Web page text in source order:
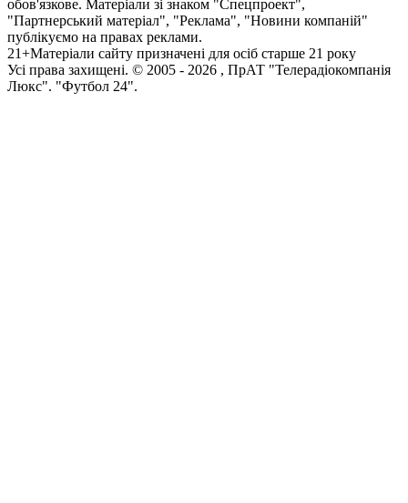
обов'язкове. Матеріали зі знаком "Спецпроект",
"Партнерський матеріал", "Реклама", "Новини компаній"
публікуємо на правах реклами.
21+Матеріали сайту призначені для осіб старше 21 року
Усi права захищенi. © 2005 - 2026 , ПрАТ "Телерадіокомпанія
Люкс". "Футбол 24".